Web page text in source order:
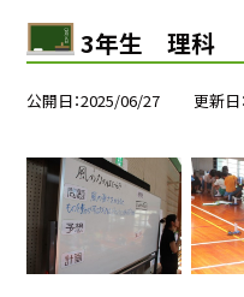
3年生 理科
公開日 2025/06/27 更新日